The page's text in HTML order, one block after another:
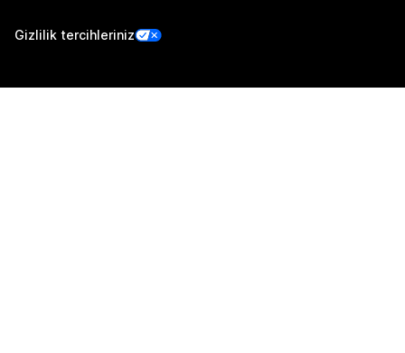
Gizlilik tercihleriniz